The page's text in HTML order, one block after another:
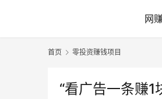
网
首页 零投资赚钱项目
“看广告一条赚